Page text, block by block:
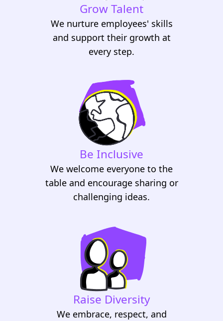
Grow Talent
We nurture employees' skills
and support their growth at
every step.
Be Inclusive
We welcome everyone to the
table and encourage sharing or
challenging ideas.
Raise Diversity
We embrace, respect, and